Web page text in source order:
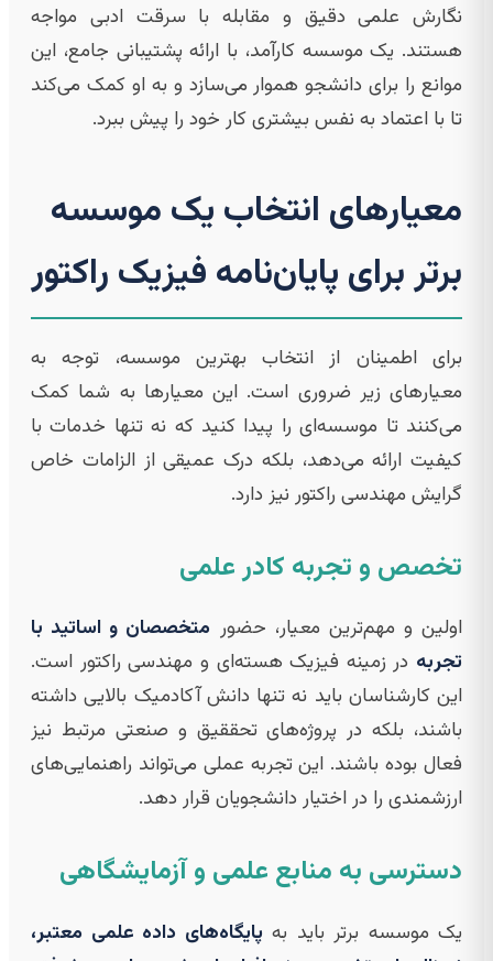
نگارش علمی دقیق و مقابله با سرقت ادبی مواجه
هستند. یک موسسه کارآمد، با ارائه پشتیبانی جامع، این
موانع را برای دانشجو هموار می‌سازد و به او کمک می‌کند
تا با اعتماد به نفس بیشتری کار خود را پیش ببرد.
معیارهای انتخاب یک موسسه
برتر برای پایان‌نامه فیزیک راکتور
برای اطمینان از انتخاب بهترین موسسه، توجه به
معیارهای زیر ضروری است. این معیارها به شما کمک
می‌کنند تا موسسه‌ای را پیدا کنید که نه تنها خدمات با
کیفیت ارائه می‌دهد، بلکه درک عمیقی از الزامات خاص
گرایش مهندسی راکتور نیز دارد.
تخصص و تجربه کادر علمی
اولین و مهم‌ترین معیار، حضور متخصصان و اساتید با
تجربه در زمینه فیزیک هسته‌ای و مهندسی راکتور است.
این کارشناسان باید نه تنها دانش آکادمیک بالایی داشته
باشند، بلکه در پروژه‌های تحققیق و صنعتی مرتبط نیز
فعال بوده باشند. این تجربه عملی می‌تواند راهنمایی‌های
ارزشمندی را در اختیار دانشجویان قرار دهد.
دسترسی به منابع علمی و آزمایشگاهی
یک موسسه برتر باید به پایگاه‌های داده علمی معتبر،